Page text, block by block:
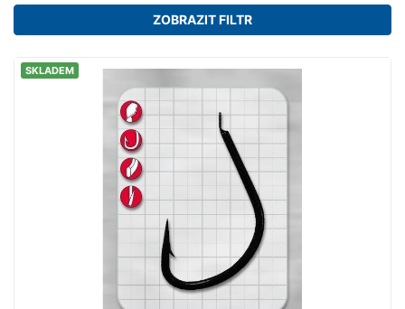
ZOBRAZIT FILTR
SKLADEM